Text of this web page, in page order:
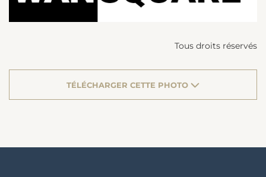
Tous droits réservés
TÉLÉCHARGER CETTE PHOTO